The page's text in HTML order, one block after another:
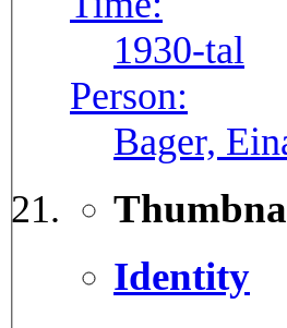
1930-tal
Person:
Bager,
Identity